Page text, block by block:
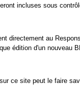
incluses sous
directement au
édition d'un nouveau
ce site peut le faire